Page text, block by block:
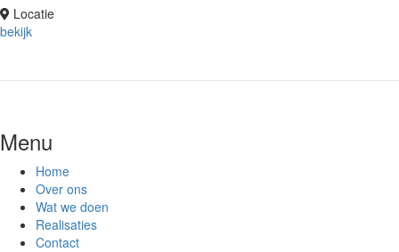
Locatie
bekijk
Menu
Home
Over ons
Wat we doen
Realisaties
Contact